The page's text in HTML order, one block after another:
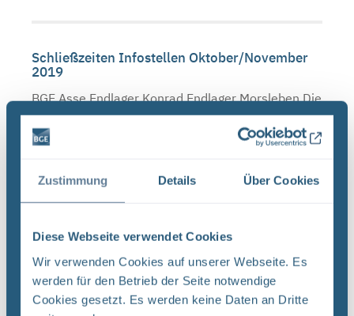
Zustimmung Details Über Cookies
Diese Webseite verwendet Cookies
Wir verwenden Cookies auf unserer Webseite. Es
werden für den Betrieb der Seite notwendige
Cookies gesetzt. Es werden keine Daten an Dritte
Schließzeiten Infostellen Oktober/November
2019
BGE Asse Endlager Konrad Endlager Morsleben Die
Infostellen Asse, Konrad und Morsleben bleiben
am Mittwoch, den 23. Oktober 2019 aufgrund
am Donnerstag, ...
Neugier, Skepsis, Verständnis und viele Fragen
BGE Endlager Konrad Endlager Morsleben
Endlagersuche Asse Zwischen der Stasi-
Unterlagenbehörde und dem Bundesamt für